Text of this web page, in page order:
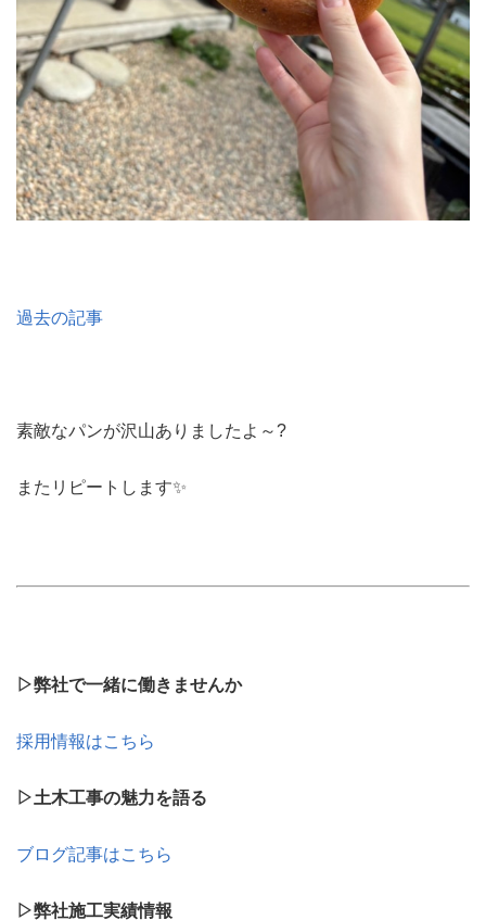
過去の記事
素敵なパンが沢山ありましたよ～?
またリピートします✨
▷弊社で一緒に働きませんか
採用情報はこちら
▷土木工事の魅力を語る
ブログ記事はこちら
▷弊社施工実績情報